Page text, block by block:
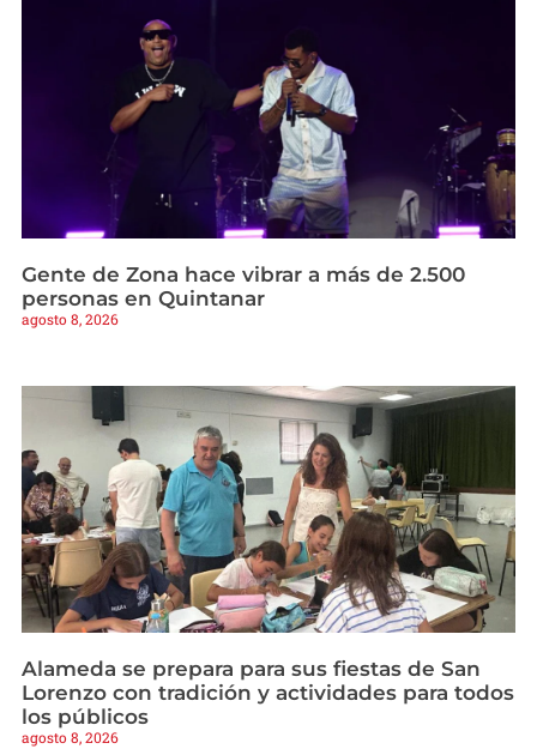
Gente de Zona hace vibrar a más de 2.500
personas en Quintanar
agosto 8, 2026
Alameda se prepara para sus fiestas de San
Lorenzo con tradición y actividades para todos
los públicos
agosto 8, 2026